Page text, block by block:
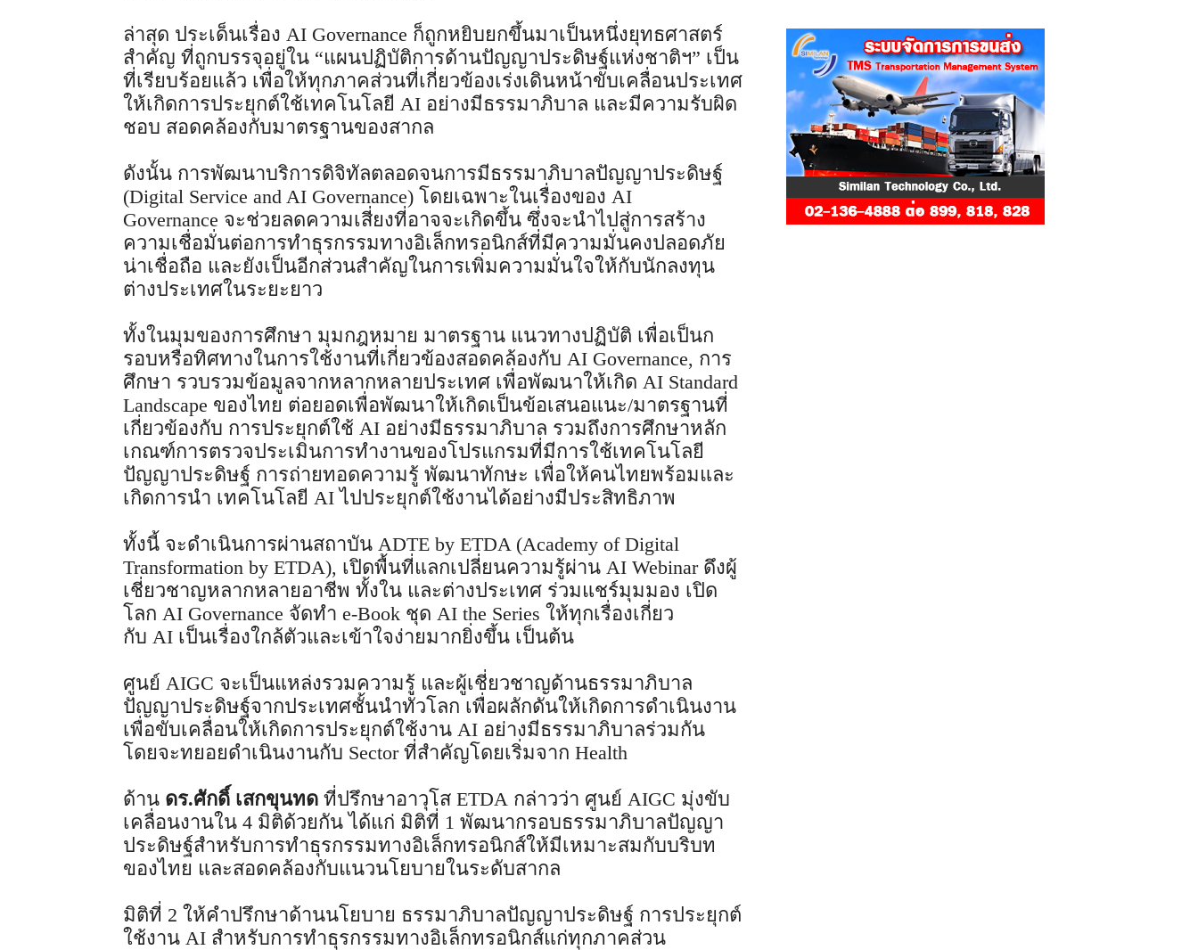
ล่าสุด ประเด็นเรื่อง AI Governance ก็ถูกหยิบยกขึ้นมาเป็นหนึ่งยุทธศาสตร์
สำคัญ ที่ถูกบรรจุอยู่ใน “แผนปฏิบัติการด้านปัญญาประดิษฐ์แห่งชาติฯ” เป็น
ที่เรียบร้อยแล้ว เพื่อให้ทุกภาคส่วนที่เกี่ยวข้องเร่งเดินหน้าขับเคลื่อนประเทศ
ให้เกิดการประยุกต์ใช้เทคโนโลยี AI อย่างมีธรรมาภิบาล และมีความรับผิด
ชอบ สอดคล้องกับมาตรฐานของสากล
ดังนั้น การพัฒนาบริการดิจิทัลตลอดจนการมีธรรมาภิบาลปัญญาประดิษฐ์
(Digital Service and AI Governance) โดยเฉพาะในเรื่องของ AI
Governance จะช่วยลดความเสี่ยงที่อาจจะเกิดขึ้น ซึ่งจะนำไปสู่การสร้าง
ความเชื่อมั่นต่อการทำธุรกรรมทางอิเล็กทรอนิกส์ที่มีความมั่นคงปลอดภัย
น่าเชื่อถือ และยังเป็นอีกส่วนสำคัญในการเพิ่มความมั่นใจให้กับนักลงทุน
ต่างประเทศในระยะยาว
ทั้งในมุมของการศึกษา มุมกฎหมาย มาตรฐาน แนวทางปฏิบัติ เพื่อเป็นก
รอบหรือทิศทางในการใช้งานที่เกี่ยวข้องสอดคล้องกับ AI Governance, การ
ศึกษา รวบรวมข้อมูลจากหลากหลายประเทศ เพื่อพัฒนาให้เกิด AI Standard
Landscape ของไทย ต่อยอดเพื่อพัฒนาให้เกิดเป็นข้อเสนอแนะ/มาตรฐานที่
เกี่ยวข้องกับ การประยุกต์ใช้ AI อย่างมีธรรมาภิบาล รวมถึงการศึกษาหลัก
เกณฑ์การตรวจประเมินการทำงานของโปรแกรมที่มีการใช้เทคโนโลยี
ปัญญาประดิษฐ์ การถ่ายทอดความรู้ พัฒนาทักษะ เพื่อให้คนไทยพร้อมและ
เกิดการนำ เทคโนโลยี AI ไปประยุกต์ใช้งานได้อย่างมีประสิทธิภาพ
ทั้งนี้ จะดำเนินการผ่านสถาบัน ADTE by ETDA (Academy of Digital
Transformation by ETDA), เปิดพื้นที่แลกเปลี่ยนความรู้ผ่าน AI Webinar ดึงผู้
เชี่ยวชาญหลากหลายอาชีพ ทั้งใน และต่างประเทศ ร่วมแชร์มุมมอง เปิด
โลก AI Governance จัดทำ e-Book ชุด AI the Series ให้ทุกเรื่องเกี่ยว
กับ AI เป็นเรื่องใกล้ตัวและเข้าใจง่ายมากยิ่งขึ้น เป็นต้น
ศูนย์ AIGC จะเป็นแหล่งรวมความรู้ และผู้เชี่ยวชาญด้านธรรมาภิบาล
ปัญญาประดิษฐ์จากประเทศชั้นนำทั่วโลก เพื่อผลักดันให้เกิดการดำเนินงาน
เพื่อขับเคลื่อนให้เกิดการประยุกต์ใช้งาน AI อย่างมีธรรมาภิบาลร่วมกัน
โดยจะทยอยดำเนินงานกับ Sector ที่สำคัญโดยเริ่มจาก Health
ด้าน ดร.ศักดิ์ เสกขุนทด ที่ปรึกษาอาวุโส ETDA กล่าวว่า ศูนย์ AIGC มุ่งขับ
เคลื่อนงานใน 4 มิติด้วยกัน ได้แก่ มิติที่ 1 พัฒนากรอบธรรมาภิบาลปัญญา
ประดิษฐ์สำหรับการทำธุรกรรมทางอิเล็กทรอนิกส์ให้มีเหมาะสมกับบริบท
ของไทย และสอดคล้องกับแนวนโยบายในระดับสากล
มิติที่ 2 ให้คำปรึกษาด้านนโยบาย ธรรมาภิบาลปัญญาประดิษฐ์ การประยุกต์
ใช้งาน AI สำหรับการทำธุรกรรมทางอิเล็กทรอนิกส์แก่ทุกภาคส่วน